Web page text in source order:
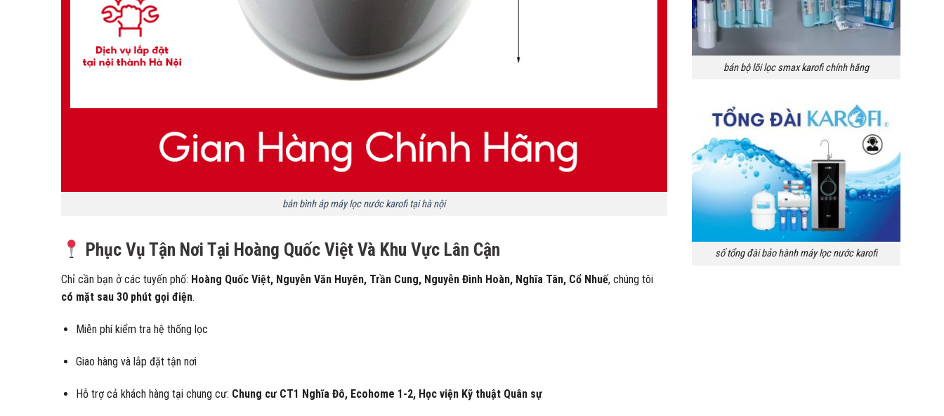
bán bình áp máy lọc nước karofi tại hà nội
Phục Vụ Tận Nơi Tại Hoàng Quốc Việt Và Khu Vực Lân Cận
Chỉ cần bạn ở các tuyến phố: Hoàng Quốc Việt, Nguyễn Văn Huyên, Trần Cung, Nguyễn Đình Hoàn, Nghĩa Tân, Cổ Nhuế, chúng tôi
có mặt sau 30 phút gọi điện.
Miễn phí kiểm tra hệ thống lọc
Giao hàng và lắp đặt tận nơi
Hỗ trợ cả khách hàng tại chung cư: Chung cư CT1 Nghĩa Đô, Ecohome 1-2, Học viện Kỹ thuật Quân sự
bán bộ lõi lọc smax karofi chính hãng
số tổng đài bảo hành máy lọc nước karofi